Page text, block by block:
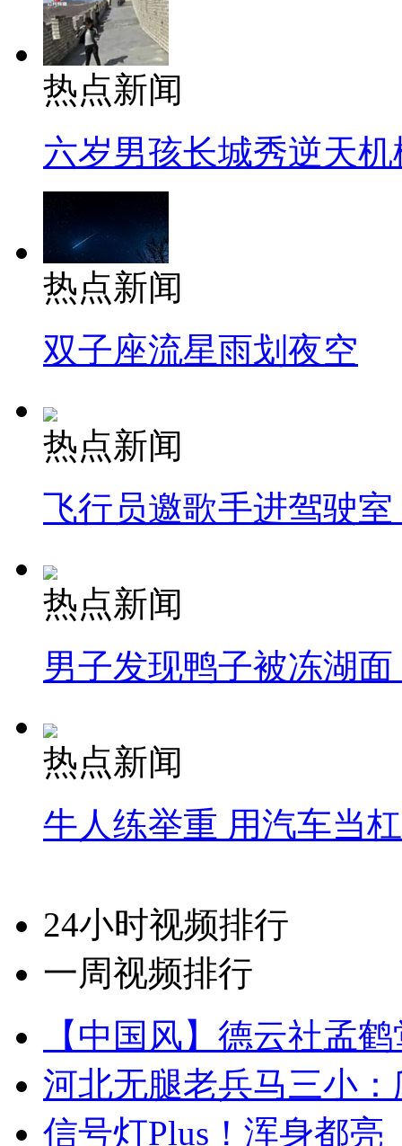
热点新闻
六岁男孩长城秀逆天机
热点新闻
双子座流星雨划夜空
热点新闻
飞行员邀歌手进驾驶
热点新闻
男子发现鸭子被冻湖
热点新闻
牛人练举重 用汽车当
24小时视频排行
一周视频排行
【中国风】德云社孟
河北无腿老兵马三小
信号灯Plus！浑身都亮